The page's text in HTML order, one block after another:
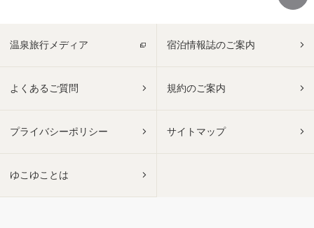
温泉旅行メディア 宿泊情報誌のご案内
よくあるご質問 規約のご案内
プライバシーポリシー サイトマップ
ゆこゆことは